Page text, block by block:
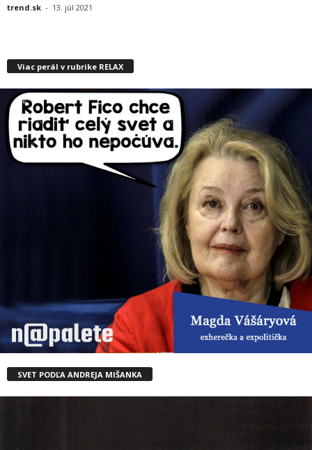
trend.sk - 13. júl 2021
Viac perál v rubrike RELAX
SVET PODĽA ANDREJA MIŠANKA